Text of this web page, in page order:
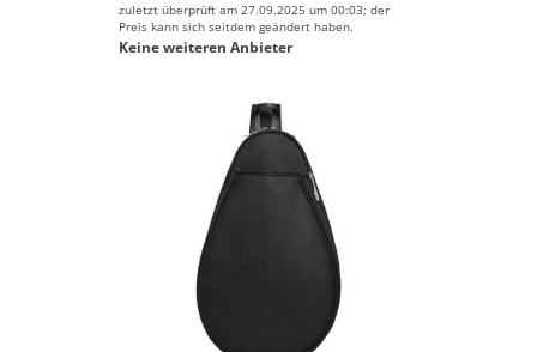
zuletzt überprüft am 27.09.2025 um 00:03; der
Preis kann sich seitdem geändert haben.
Keine weiteren Anbieter